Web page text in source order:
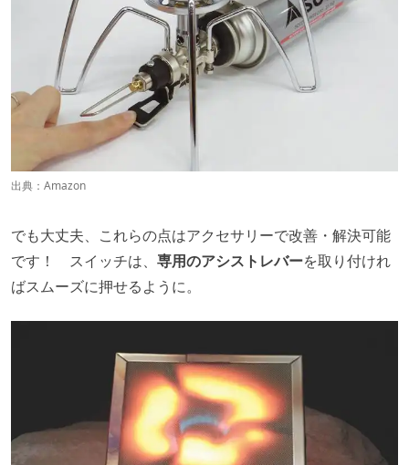
出典： Amazon
でも大丈夫、これらの点はアクセサリーで改善・解決可能
です！ スイッチは、 専用のアシストレバーを取り付けれ
ばスムーズに押せるように。